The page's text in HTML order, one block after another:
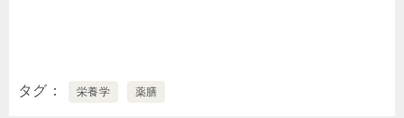
タグ 栄養学 薬膳